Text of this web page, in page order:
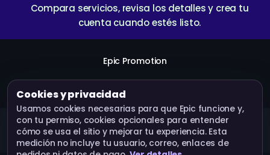
Compara servicios, revisa los detalles y crea tu
cuenta cuando estés listo.
Epic Promotion
Crear cuenta Servicios
Epic Promotion · Operado por Bluebox Corp © 2026.
Todos los derechos reservados.
Cookies y privacidad
Usamos cookies necesarias para que Epic funcione y,
con tu permiso, cookies opcionales para entender
cómo se usa el sitio y mejorar tu experiencia. Esta
medición no incluye tu usuario, correo, enlaces de